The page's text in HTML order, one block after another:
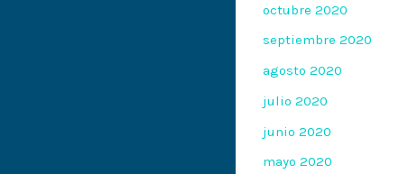
octubre 2020
septiembre 2020
agosto 2020
julio 2020
junio 2020
mayo 2020